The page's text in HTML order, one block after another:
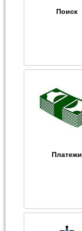
Поиск
Платежи